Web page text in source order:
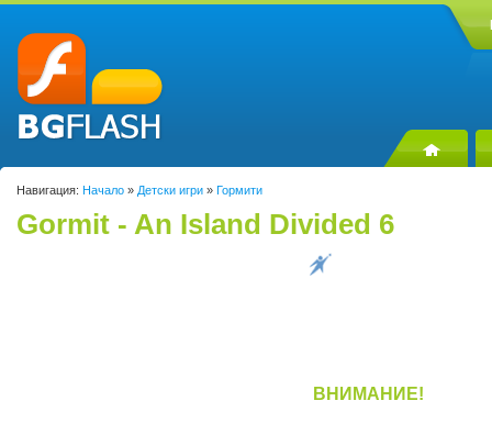
Навигация: Начало » Детски игри » Гормити
Gormit - An Island Divided 6
ВНИМАНИЕ!